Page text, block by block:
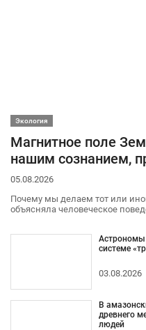
Экология
Магнитное поле
нашим сознанием,
05.08.2026
Почему мы делаем тот или
объясняла человеческое
Астрономы
системе
03.08.2026
В
древнего
людей